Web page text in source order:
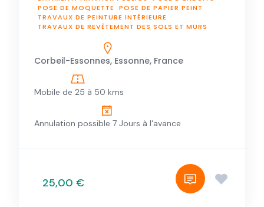
POSE DE MOQUETTE
POSE DE PAPIER PEINT
TRAVAUX DE PEINTURE INTÉRIEURE
TRAVAUX DE REVÊTEMENT DES SOLS ET MURS
Corbeil-Essonnes, Essonne, France
Mobile de 25 à 50 kms
Annulation possible 7 Jours à l'avance
25,00 €